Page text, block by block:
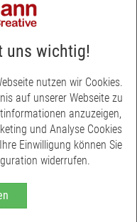
mit Frischblumen.
Pflanzen optimal mit
uns wichtig!
nutzen wir Cookies.
auf unserer Webseite zu
anzuzeigen,
und Analyse Cookies
Einwilligung können Sie
widerrufen.